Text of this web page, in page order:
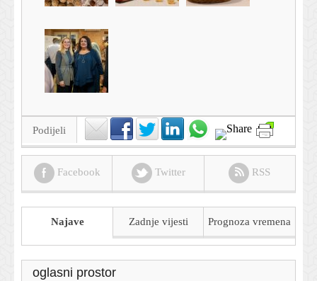
Podijeli
Facebook Twitter RSS
Najave Zadnje vijesti Prognoza vremena
oglasni prostor